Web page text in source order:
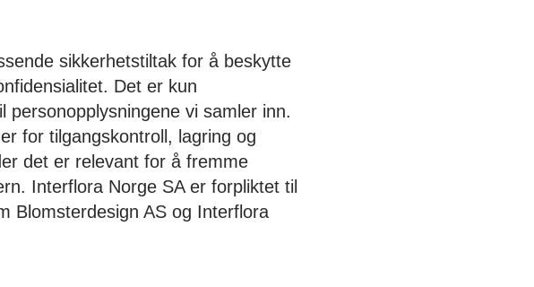
sikkerhetstiltak for å beskytte
Det er kun
vi samler inn.
for tilgangskontroll, lagring og
det er relevant for å fremme
Interflora Norge SA er forpliktet til
Blomsterdesign AS og Interflora